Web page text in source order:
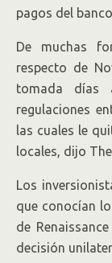
pagos del
De muchas
respecto de
tomada días
regulaciones
las cuales le
locales, dijo
Los
que conocían
de
decisión